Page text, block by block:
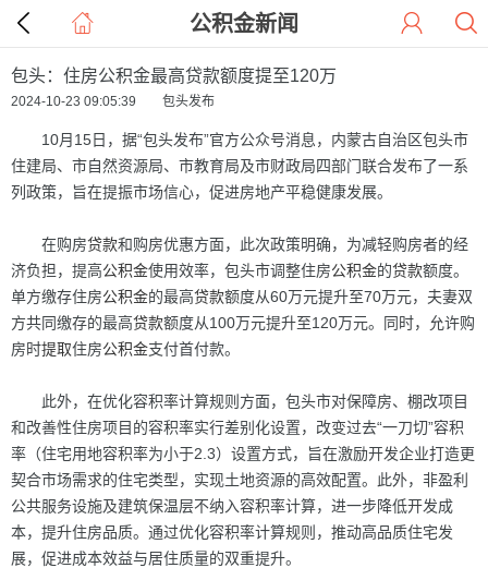
公积金新闻
包头：住房公积金最高贷款额度提至120万
2024-10-23 09:05:39 包头发布
10月15日，据“包头发布”官方公众号消息，内蒙古自治区包头市
住建局、市自然资源局、市教育局及市财政局四部门联合发布了一系
列政策，旨在提振市场信心，促进房地产平稳健康发展。
在购房贷款和购房优惠方面，此次政策明确，为减轻购房者的经
济负担，提高公积金使用效率，包头市调整住房公积金的贷款额度。
单方缴存住房公积金的最高贷款额度从60万元提升至70万元，夫妻双
方共同缴存的最高贷款额度从100万元提升至120万元。同时，允许购
房时提取住房公积金支付首付款。
此外，在优化容积率计算规则方面，包头市对保障房、棚改项目
和改善性住房项目的容积率实行差别化设置，改变过去“一刀切”容积
率（住宅用地容积率为小于2.3）设置方式，旨在激励开发企业打造更
契合市场需求的住宅类型，实现土地资源的高效配置。此外，非盈利
公共服务设施及建筑保温层不纳入容积率计算，进一步降低开发成
本，提升住房品质。通过优化容积率计算规则，推动高品质住宅发
展，促进成本效益与居住质量的双重提升。